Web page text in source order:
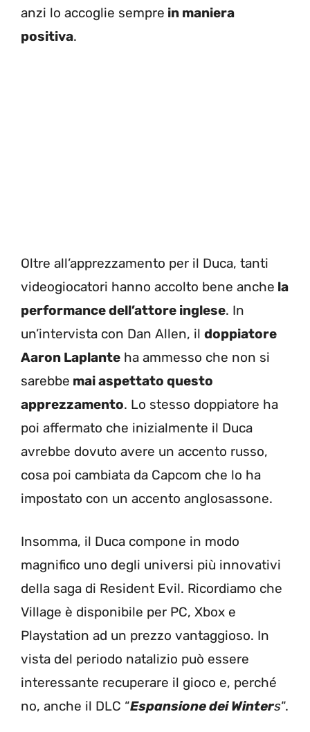
anzi lo accoglie sempre in maniera
positiva.
Oltre all’apprezzamento per il Duca, tanti
videogiocatori hanno accolto bene anche la
performance dell’attore inglese. In
un’intervista con Dan Allen, il doppiatore
Aaron Laplante ha ammesso che non si
sarebbe mai aspettato questo
apprezzamento. Lo stesso doppiatore ha
poi affermato che inizialmente il Duca
avrebbe dovuto avere un accento russo,
cosa poi cambiata da Capcom che lo ha
impostato con un accento anglosassone.
Insomma, il Duca compone in modo
magnifico uno degli universi più innovativi
della saga di Resident Evil. Ricordiamo che
Village è disponibile per PC, Xbox e
Playstation ad un prezzo vantaggioso. In
vista del periodo natalizio può essere
interessante recuperare il gioco e, perché
no, anche il DLC “Espansione dei Winters“.